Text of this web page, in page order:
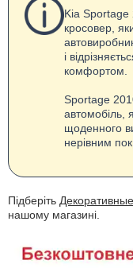
Kia Sportage
кросовер,
і
комфортом.
Sportage
автомобіль,
щоденного
нерівним
Підберіть
нашому магазині.